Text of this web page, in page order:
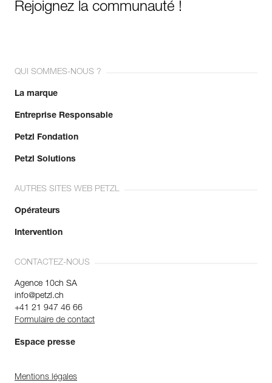
Rejoignez la communauté !
QUI SOMMES-NOUS ?
La marque
Entreprise Responsable
Petzl Fondation
Petzl Solutions
AUTRES SITES WEB PETZL
Opérateurs
Intervention
CONTACTEZ-NOUS
Agence 10ch SA
info@petzl.ch
+41 21 947 46 66
Formulaire de contact
Espace presse
Mentions légales